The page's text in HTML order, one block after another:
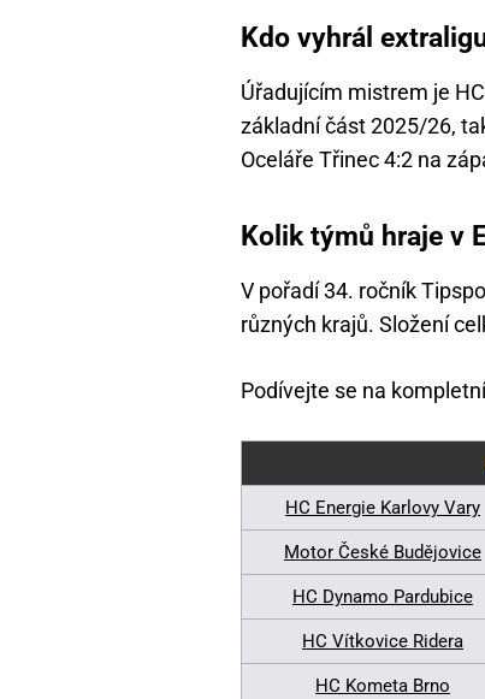
Kdo vyhrál
Úřadujícím mistrem je
základní část 2025/26,
Oceláře Třinec 4:2 na
Kolik týmů hraje v
V pořadí 34. ročník
různých krajů. Složení
Podívejte se na
HC Energie Karlovy Vary
Motor České Budějovice
HC Dynamo Pardubice
HC Vítkovice Ridera
HC Kometa Brno